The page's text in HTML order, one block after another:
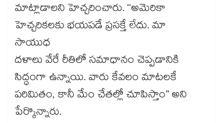
మాట్లాడాలని హెచ్చరించారు. ‘‘అమెరికా
హెచ్చరికలకు భయపడే ప్రసక్తే లేదు. మా
సాయుధ
దళాలు వేరే రీతిలో సమాధానం చెప్పడానికి
సిద్ధంగా ఉన్నాయి. వారు కేవలం మాటలకే
పరిమితం, కానీ మేం చేతల్లో చూపిస్తాం” అని
పేర్కొన్నారు.